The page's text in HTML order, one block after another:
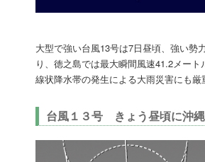
大型で強い台風13号は7日昼頃、強い勢
り、徳之島では最大瞬間風速41.2メー
線状降水帯の発生による大雨災害にも厳
台風１３号 きょう昼頃に沖